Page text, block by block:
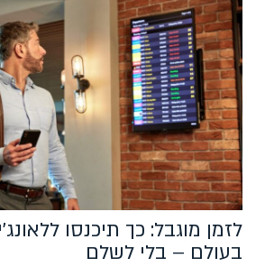
לזמן מוגבל: כך תיכנסו
בעולם – בלי לשלם